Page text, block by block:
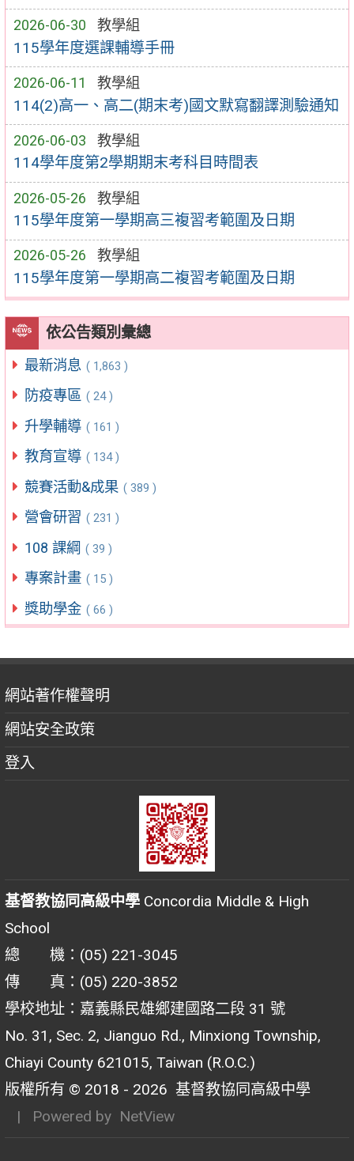
2026-06-30 教學組
115學年度選課輔導手冊
2026-06-11 教學組
114(2)高一、高二(期末考)國文默寫翻譯測驗通知
2026-06-03 教學組
114學年度第2學期期末考科目時間表
2026-05-26 教學組
115學年度第一學期高三複習考範圍及日期
2026-05-26 教學組
115學年度第一學期高二複習考範圍及日期
依公告類別彙總
最新消息 ( 1,863 )
防疫專區 ( 24 )
升學輔導 ( 161 )
教育宣導 ( 134 )
競賽活動&成果 ( 389 )
營會研習 ( 231 )
108 課綱 ( 39 )
專案計畫 ( 15 )
獎助學金 ( 66 )
網站著作權聲明
網站安全政策
登入
基督教協同高級中學 Concordia Middle & High
School
總 機：(05) 221-3045
傳 真：(05) 220-3852
學校地址：嘉義縣民雄鄉建國路二段 31 號
No. 31, Sec. 2, Jianguo Rd., Minxiong Township,
Chiayi County 621015, Taiwan (R.O.C.)
版權所有 © 2018 - 2026 基督教協同高級中學
| Powered by NetView